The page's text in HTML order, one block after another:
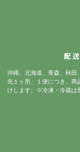
配
沖縄、北海道、青森、秋田
先１ヶ所、１便につき、
けします。※冷凍・冷蔵は